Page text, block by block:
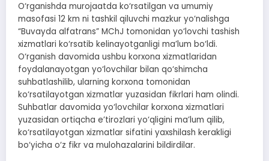
O‘rganishda murojaatda ko‘rsatilgan va umumiy
masofasi 12 km ni tashkil qiluvchi mazkur yo‘nalishga
“Buvayda alfatrans” MChJ tomonidan yo‘lovchi tashish
xizmatlari ko‘rsatib kelinayotganligi ma’lum bo‘ldi.
O‘rganish davomida ushbu korxona xizmatlaridan
foydalanayotgan yo‘lovchilar bilan qo‘shimcha
suhbatlashilib, ularning korxona tomonidan
ko‘rsatilayotgan xizmatlar yuzasidan fikrlari ham olindi.
Suhbatlar davomida yo‘lovchilar korxona xizmatlari
yuzasidan ortiqcha e’tirozlari yo‘qligini ma’lum qilib,
ko‘rsatilayotgan xizmatlar sifatini yaxshilash kerakligi
bo‘yicha o‘z fikr va mulohazalarini bildirdilar.